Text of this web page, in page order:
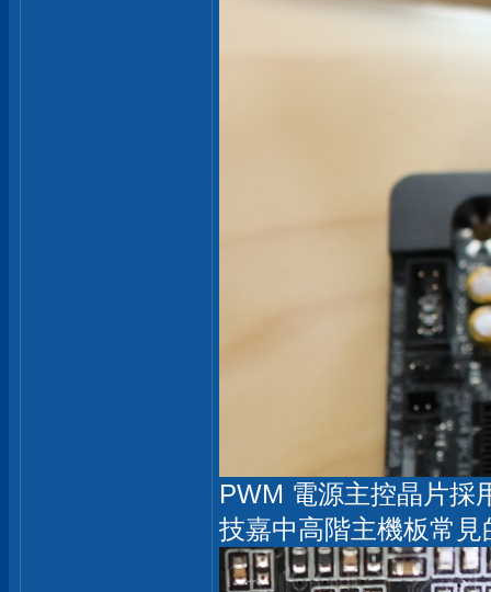
PWM 電源主控晶片採
技嘉中高階主機板常